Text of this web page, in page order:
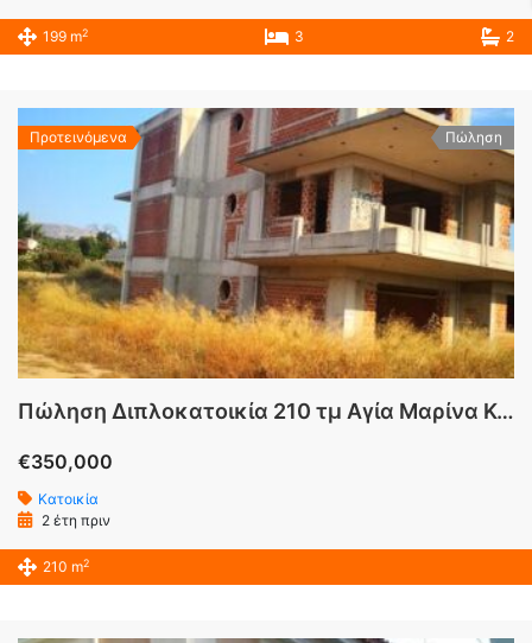
199 m2 3 2
Προτεινόμενα Πώληση
Πώληση Διπλοκατοικία 210 τμ Αγία Μαρίνα Κορωπί Αττικής
€350,000
Κατοικία
2 έτη πριν
210 m2